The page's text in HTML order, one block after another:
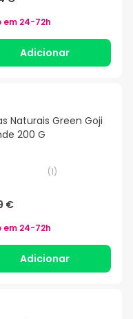
em 24-72h
Adicionar
Naturais Green Goji
200 G
(1)
€
em 24-72h
Adicionar